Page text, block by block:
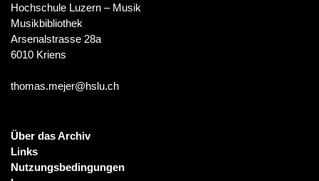
Hochschule Luzern – Musik
Musikbibliothek
Arsenalstrasse 28a
6010 Kriens
thomas.mejer@hslu.ch
Über das Archiv
Links
Nutzungsbedingungen